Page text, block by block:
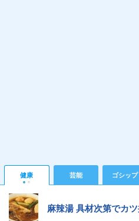
健康 芸能 ゴシップ
麻辣湯 具材次第でカ